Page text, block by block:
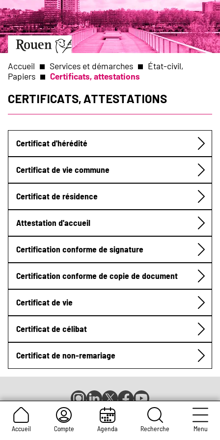
Aller
au
contenu
principal
Aller
à
page
d’accueil
Slide
1
of
1
Accueil Compte Agenda Recherche Menu
Fil
d'Ariane
Accueil Services et démarches
État-civil,
Papiers
Certificats, attestations
Certificats, attestations
Submenu
Certificat d'hérédité
Certificat de vie commune
Certificat de résidence
Attestation d'accueil
Certification conforme de signature
Certification conforme de copie de document
Certificat de vie
Certificat de célibat
Certificat de non-remariage
Réseaux
Compte
Instagram
de
la
Compte
LinkedIn
Compte
X
de
la
ville
Page
Facebook
Page
YouTube
Mentions légales Contact
Espace presse
Newsletters
Emplois et stages
Charte graphique